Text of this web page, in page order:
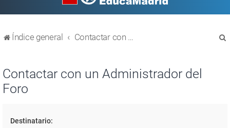
Índice general Contactar con un Administrador del Foro
Contactar con un Administrador del
Foro
Destinatario: